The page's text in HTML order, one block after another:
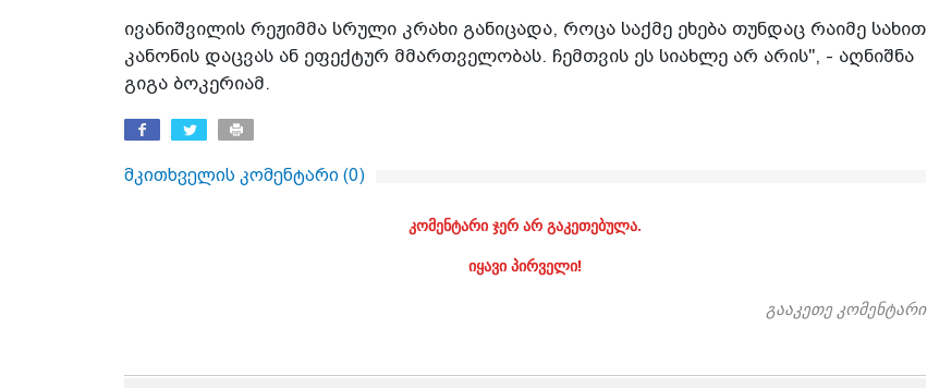
ივანიშვილის რეჟიმმა სრული კრახი განიცადა, როცა საქმე ეხება თუნდაც რაიმე სახით
კანონის დაცვას ან ეფექტურ მმართველობას. ჩემთვის ეს სიახლე არ არის", - აღნიშნა
გიგა ბოკერიამ.
მკითხველის კომენტარი (0)
კომენტარი ჯერ არ გაკეთებულა.
იყავი პირველი!
გააკეთე კომენტარი